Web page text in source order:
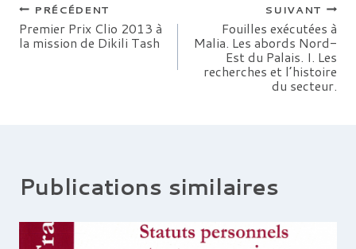
Navigation
de
PRÉCÉDENT
Premier Prix Clio 2013 à
la mission de Dikili Tash
SUIVANT
Fouilles exécutées à
Malia. Les abords Nord-
Est du Palais. I. Les
recherches et l’histoire
du secteur.
Publications similaires